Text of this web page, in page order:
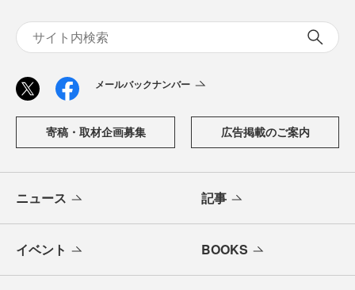
メールバックナンバー
寄稿・取材企画募集 広告掲載のご案内
ニュース 記事
イベント BOOKS